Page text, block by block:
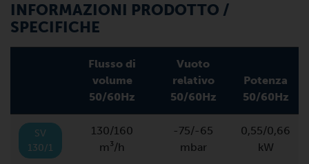
INFORMAZIONI PRODOTTO /
SPECIFICHE
Flusso di
volume
50/60Hz
Vuoto
relativo
50/60Hz
Potenza
50/60Hz
SV
130/1
130/160
m³/h
-75/-65
mbar
0,55/0,66
kW